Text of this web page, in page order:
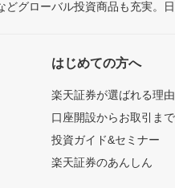
グローバル投資商品も充実。
はじめての方へ
楽天証券が選ばれる理由
口座開設からお取引ま
投資ガイド&セミナー
楽天証券のあんしん